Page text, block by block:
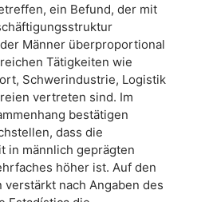
ein Befund, der mit
Männer überproportional
Tätigkeiten wie
Schwerindustrie, Logistik
vertreten sind. Im
bestätigen
dass die
in männlich geprägten
höher ist. Auf den
verstärkt nach Angaben des